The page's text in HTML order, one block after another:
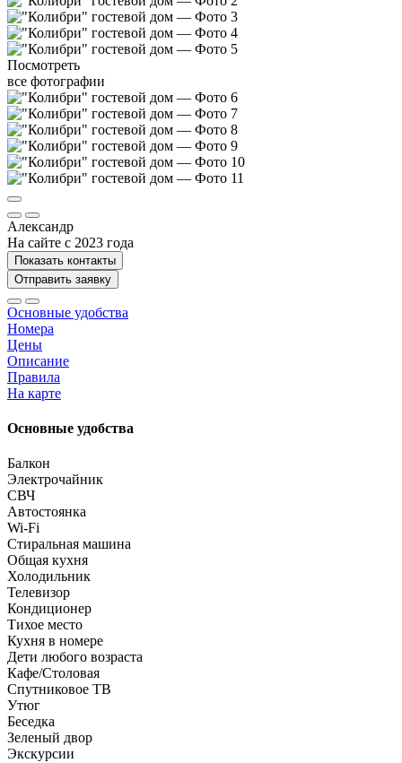
Посмотреть
все фотографии
Александр
На сайте с 2023 года
Показать контакты
Отправить заявку
Основные удобства
Номера
Цены
Описание
Правила
На карте
Основные удобства
Балкон
Электрочайник
СВЧ
Автостоянка
Wi-Fi
Стиральная машина
Общая кухня
Холодильник
Телевизор
Кондиционер
Тихое место
Кухня в номере
Дети любого возраста
Кафе/Столовая
Спутниковое ТВ
Утюг
Беседка
Зеленый двор
Экскурсии